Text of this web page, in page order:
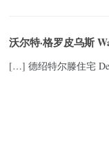
沃尔特·格罗皮乌斯
[…] 德绍特尔滕住宅